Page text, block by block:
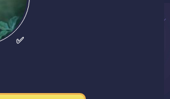
✅